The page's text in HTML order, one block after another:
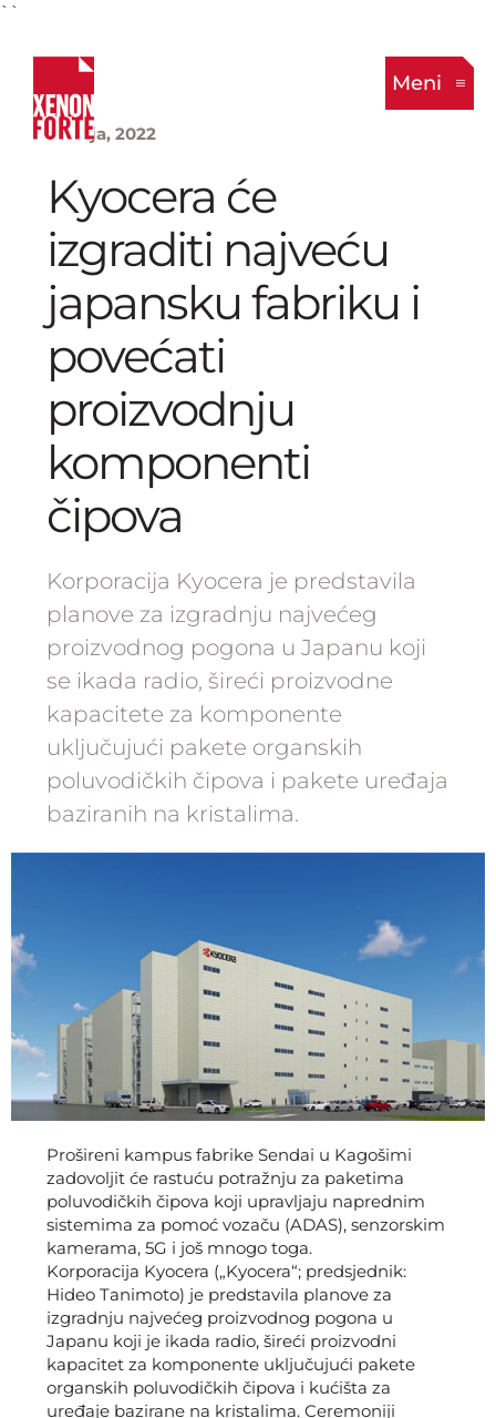
``
Meni
3. Maja, 2022
Kyocera će
izgraditi najveću
japansku fabriku i
povećati
proizvodnju
komponenti
čipova
Korporacija Kyocera je predstavila
planove za izgradnju najvećeg
proizvodnog pogona u Japanu koji
se ikada radio, šireći proizvodne
kapacitete za komponente
uključujući pakete organskih
poluvodičkih čipova i pakete uređaja
baziranih na kristalima.
Prošireni kampus fabrike Sendai u Kagošimi
zadovoljit će rastuću potražnju za paketima
poluvodičkih čipova koji upravljaju naprednim
sistemima za pomoć vozaču (ADAS), senzorskim
kamerama, 5G i još mnogo toga.
Korporacija Kyocera („Kyocera“; predsjednik:
Hideo Tanimoto) je predstavila planove za
izgradnju najvećeg proizvodnog pogona u
Japanu koji je ikada radio, šireći proizvodni
kapacitet za komponente uključujući pakete
organskih poluvodičkih čipova i kućišta za
uređaje bazirane na kristalima. Ceremoniji